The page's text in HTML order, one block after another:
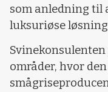
som anledning til
luksuriøse
områder, hvor